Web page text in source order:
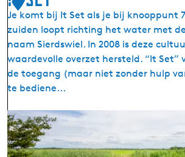
n
u
m
e
n
t
T
e
g
e
l
Je komt bij It Set als je bij knooppunt
zuiden loopt richting het water met de
naam Sierdswiel. In 2008 is deze
waardevolle overzet hersteld. “It Set”
de toegang (maar niet zonder hulp
te bediene...
I
t
S